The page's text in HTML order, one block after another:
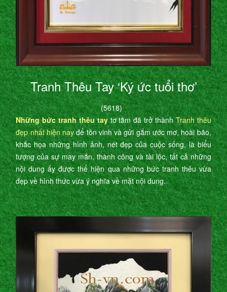
Tranh Thêu Tay ‘Ký ức tuổi thơ’
(5618)
Những bức tranh thêu taytơ tằm đã trở thànhTranh thêu
đẹp nhất hiện nayđể tôn vinh và gửi gắm ước mơ, hoài bão,
khắc họa những hình ảnh, nét đẹp của cuộc sống, là biểu
tượng của sự may mắn, thành công và tài lộc, tất cả những
nội dung ấy được thể hiện qua những bức tranh thêu vừa
đẹp về hình thức vừa ý nghĩa về mặt nội dung.